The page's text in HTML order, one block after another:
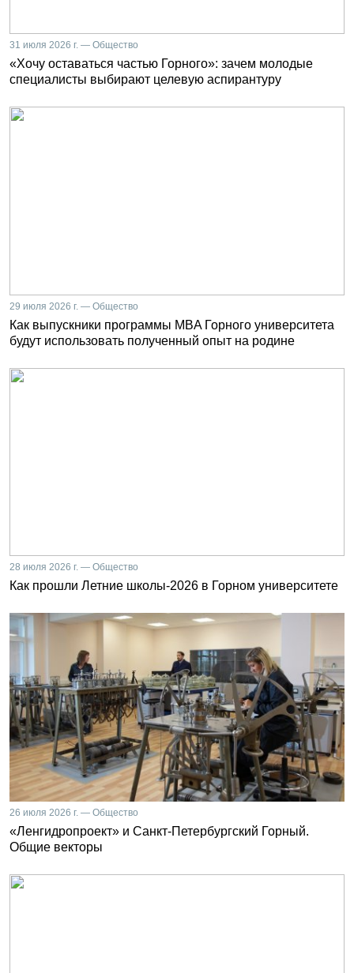
31 июля 2026 г. — Общество
«Хочу оставаться частью Горного»: зачем молодые
специалисты выбирают целевую аспирантуру
29 июля 2026 г. — Общество
Как выпускники программы MBA Горного университета
будут использовать полученный опыт на родине
28 июля 2026 г. — Общество
Как прошли Летние школы-2026 в Горном университете
26 июля 2026 г. — Общество
«Ленгидропроект» и Санкт-Петербургский Горный.
Общие векторы